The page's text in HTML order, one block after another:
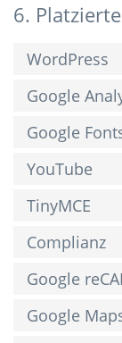
6.
WordPress
Google
Google
YouTube
TinyMCE
Complianz
Google
Google